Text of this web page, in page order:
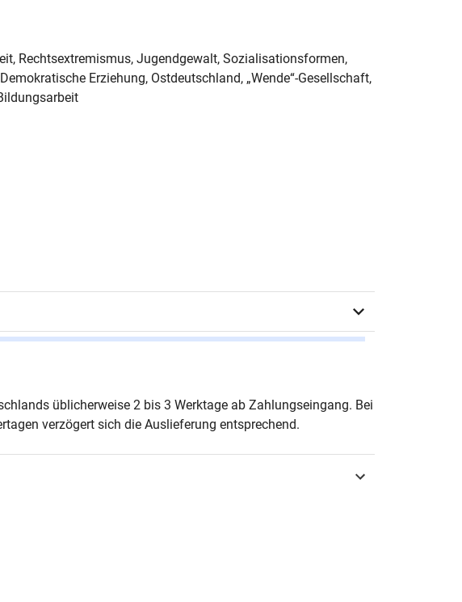
Rechtsextremismus, Jugendgewalt, Sozialisationsformen,
Erziehung, Ostdeutschland, „Wende“-Gesellschaft,
352
üblicherweise 2 bis 3 Werktage ab Zahlungseingang. Bei
verzögert sich die Auslieferung entsprechend.